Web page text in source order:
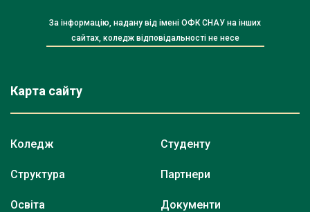
За інформацію, надану від імені ОФК СНАУ на інших
сайтах, коледж відповідальності не несе
Карта сайту
Коледж
Структура
Освіта
Студенту
Партнери
Документи